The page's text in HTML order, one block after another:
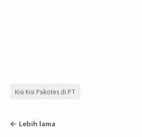
Kisi Kisi Psikotes di PT
Lebih lama